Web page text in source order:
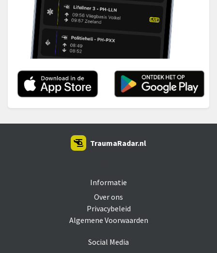
Informatie
Over ons
Privacybeleid
Algemene Voorwaarden
Social Media
TraumaRadar.nl